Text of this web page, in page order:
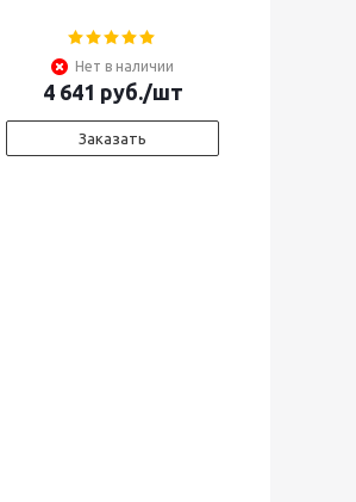
Нет в наличии
4 641 руб./шт
Заказать